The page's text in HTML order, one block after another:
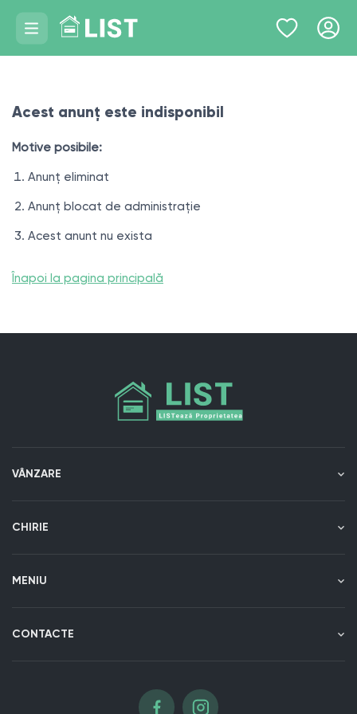
Acest anunț este indisponibil
Motive posibile:
Anunț eliminat
Anunț blocat de administrație
Acest anunt nu exista
Înapoi la pagina principală
VÂNZARE
CHIRIE
MENIU
CONTACTE